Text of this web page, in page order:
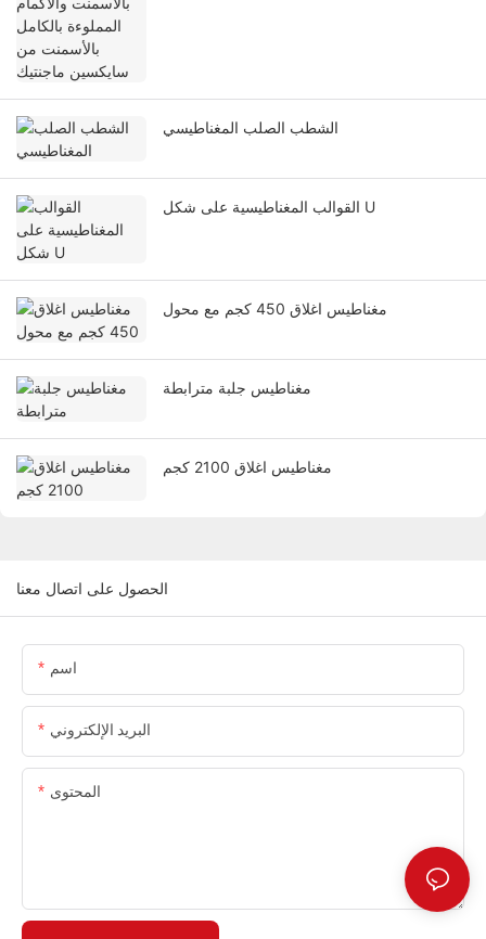
الشطب الصلب المغناطيسي
القوالب المغناطيسية على شكل U
مغناطيس اغلاق 450 كجم مع محول
مغناطيس جلبة مترابطة
مغناطيس اغلاق 2100 كجم
الحصول على اتصال معنا
اسم
البريد الإلكتروني
المحتوى